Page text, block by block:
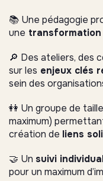
📚 Une pédagogie
une
🔎 Des ateliers, des
sur les enjeux clés
sein des
👭 Un groupe de
maximum)
création de liens
🤝 Un suivi
pour un maximum